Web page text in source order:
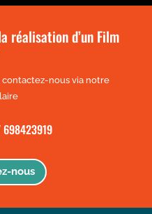
réalisation d’un Film
nous via notre
nous